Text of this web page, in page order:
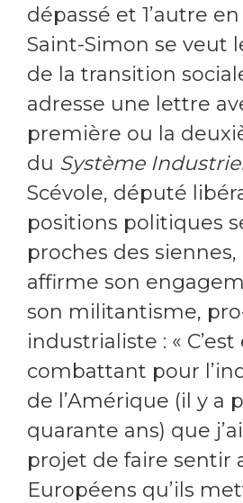
dépassé et 1’autre
Saint-Simon se veut
de la transition
adresse une lettre
première ou la
du Système
Scévole, député
positions politiques
proches des
affirme son
son militantisme,
industrialiste : « C’est
combattant pour
de l’Amérique (il y a
quarante ans) que
projet de faire sentir
Européens qu’ils